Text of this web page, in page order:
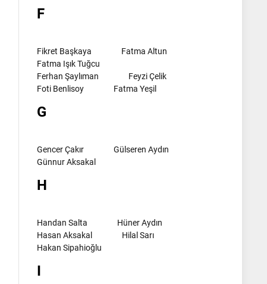
F
Fikret Başkaya
Fatma Altun
Fatma Işık Tuğcu
Ferhan Şaylıman
Feyzi Çelik
Foti Benlisoy
Fatma Yeşil
G
Gencer Çakır
Gülseren Aydın
Günnur Aksakal
H
Handan Salta
Hüner Aydın
Hasan Aksakal
Hilal Sarı
Hakan Sipahioğlu
I